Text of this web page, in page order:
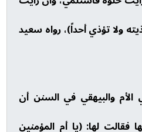
ولا تؤذي أحداً)، رواه سعيد
والبيهقي في السنن أن
فقالت لها: (يا أم المؤمنين